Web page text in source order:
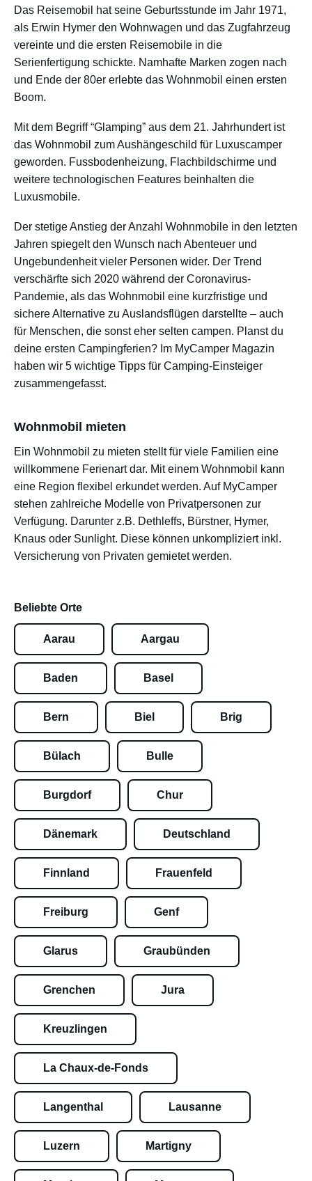
Das Reisemobil hat seine Geburtsstunde im Jahr 1971,
als Erwin Hymer den Wohnwagen und das Zugfahrzeug
vereinte und die ersten Reisemobile in die
Serienfertigung schickte. Namhafte Marken zogen nach
und Ende der 80er erlebte das Wohnmobil einen ersten
Boom.
Mit dem Begriff “Glamping” aus dem 21. Jahrhundert ist
das Wohnmobil zum Aushängeschild für Luxuscamper
geworden. Fussbodenheizung, Flachbildschirme und
weitere technologischen Features beinhalten die
Luxusmobile.
Der stetige Anstieg der Anzahl Wohnmobile in den letzten
Jahren spiegelt den Wunsch nach Abenteuer und
Ungebundenheit vieler Personen wider. Der Trend
verschärfte sich 2020 während der Coronavirus-
Pandemie, als das Wohnmobil eine kurzfristige und
sichere Alternative zu Auslandsflügen darstellte – auch
für Menschen, die sonst eher selten campen. Planst du
deine ersten Campingferien? Im MyCamper Magazin
haben wir 5 wichtige Tipps für Camping-Einsteiger
zusammengefasst.
Wohnmobil mieten
Ein Wohnmobil zu mieten stellt für viele Familien eine
willkommene Ferienart dar. Mit einem Wohnmobil kann
eine Region flexibel erkundet werden. Auf MyCamper
stehen zahlreiche Modelle von Privatpersonen zur
Verfügung. Darunter z.B. Dethleffs, Bürstner, Hymer,
Knaus oder Sunlight. Diese können unkompliziert inkl.
Versicherung von Privaten gemietet werden.
Beliebte Orte
Aarau Aargau
Baden Basel
Bern Biel Brig
Bülach Bulle
Burgdorf Chur
Dänemark Deutschland
Finnland Frauenfeld
Freiburg Genf
Glarus Graubünden
Grenchen Jura
Kreuzlingen
La Chaux-de-Fonds
Langenthal Lausanne
Luzern Martigny